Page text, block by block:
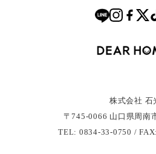
株式会社 石
〒745-0066 ⼭⼝県周南
TEL: 0834-33-0750 /